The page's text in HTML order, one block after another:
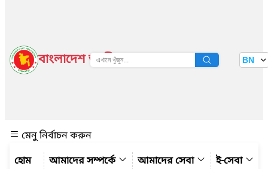
বাংলাদেশ জাতীয় তথ্য বাতায়ন BN
মেনু নির্বাচন করুন
আমাদের সম্পর্কে
আমাদের সেবা ই-সেবা